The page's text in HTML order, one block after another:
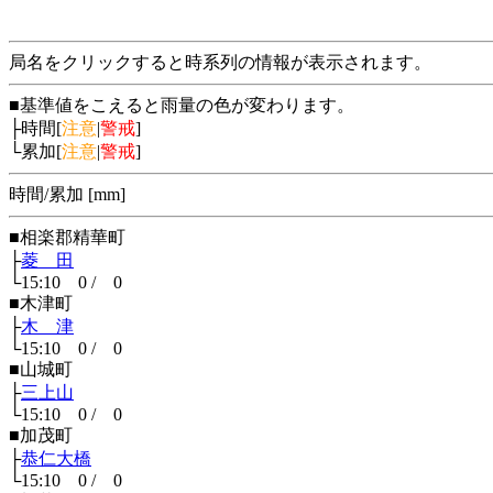
局名をクリックすると時系列の情報が表示されます。
■基準値をこえると雨量の色が変わります。
├時間[注意|警戒]
└累加[注意|警戒]
時間/累加 [mm]
■相楽郡精華町
├菱 田
└15:10 0 / 0
■木津町
├木 津
└15:10 0 / 0
■山城町
├三上山
└15:10 0 / 0
■加茂町
├恭仁大橋
└15:10 0 / 0